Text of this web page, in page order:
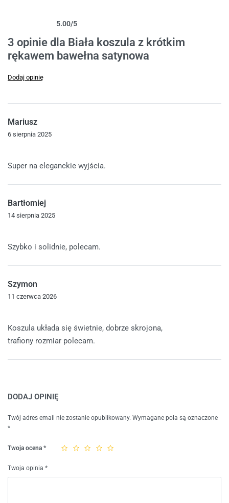
5.00/5
3 opinie dla Biała koszula z krótkim
rękawem bawełna satynowa
Dodaj opinię
Mariusz
6 sierpnia 2025
Super na eleganckie wyjścia.
Bartłomiej
14 sierpnia 2025
Szybko i solidnie, polecam.
Szymon
11 czerwca 2026
Koszula układa się świetnie, dobrze skrojona,
trafiony rozmiar polecam.
DODAJ OPINIĘ
Twój adres email nie zostanie opublikowany. Wymagane pola są oznaczone
*
Twoja ocena *
Twoja opinia *